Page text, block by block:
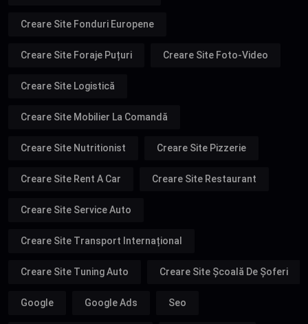
Creare Site Fonduri Europene
Creare Site Foraje Puțuri Creare Site Foto-Video
Creare Site Logistică
Creare Site Mobilier La Comandă
Creare Site Nutritionist Creare Site Pizzerie
Creare Site Rent A Car Creare Site Restaurant
Creare Site Service Auto
Creare Site Transport Internațional
Creare Site Tuning Auto Creare Site Școală De Șoferi
Google Google Ads Seo